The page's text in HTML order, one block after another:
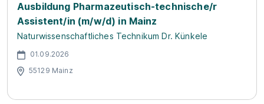
Ausbildung Pharmazeutisch-technische/r
Assistent/in (m/w/d) in Mainz
Naturwissenschaftliches Technikum Dr. Künkele
01.09.2026
55129 Mainz